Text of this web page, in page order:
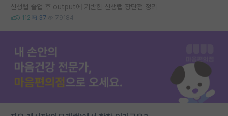
신생랩 졸업 후 output에 기반한 신생랩 장단점 정리
112 37 79184